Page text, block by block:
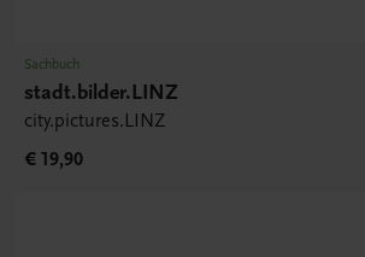
Sachbuch
stadt.bilder.LINZ
city.pictures.LINZ
€ 19,90